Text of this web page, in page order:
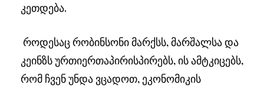
კეთდება.
როდესაც რობინსონი მარქსს, მარშალსა და
კეინზს ურთიერთაპირისპირებს, ის ამტკიცებს,
რომ ჩვენ უნდა ვცადოთ, ეკონომიკის